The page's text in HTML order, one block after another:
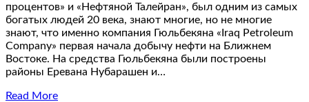
процентов» и «Нефтяной Талейран», был одним из самых
богатых людей 20 века, знают многие, но не многие
знают, что именно компания Гюльбекяна «Iraq Petroleum
Company» первая начала добычу нефти на Ближнем
Востоке. На средства Гюльбекяна были построены
районы Еревана Нубарашен и…
Read More